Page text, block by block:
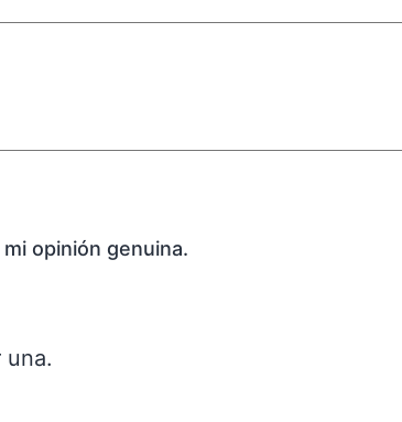
opinión genuina.
una.